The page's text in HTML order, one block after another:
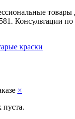
товары
Консультации
×
пуста.